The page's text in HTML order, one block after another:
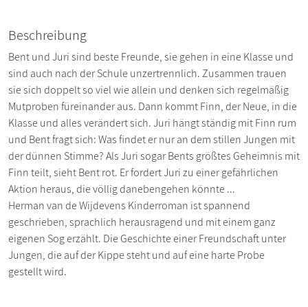
Beschreibung
Bent und Juri sind beste Freunde, sie gehen in eine Klasse und
sind auch nach der Schule unzertrennlich. Zusammen trauen
sie sich doppelt so viel wie allein und denken sich regelmäßig
Mutproben füreinander aus. Dann kommt Finn, der Neue, in die
Klasse und alles verändert sich. Juri hängt ständig mit Finn rum
und Bent fragt sich: Was findet er nur an dem stillen Jungen mit
der dünnen Stimme? Als Juri sogar Bents größtes Geheimnis mit
Finn teilt, sieht Bent rot. Er fordert Juri zu einer gefährlichen
Aktion heraus, die völlig danebengehen könnte ...
Herman van de Wijdevens Kinderroman ist spannend
geschrieben, sprachlich herausragend und mit einem ganz
eigenen Sog erzählt. Die Geschichte einer Freundschaft unter
Jungen, die auf der Kippe steht und auf eine harte Probe
gestellt wird.